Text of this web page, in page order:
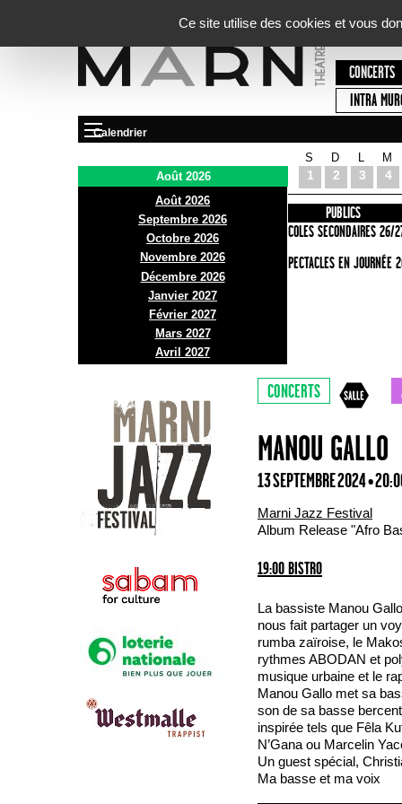
Ce site utilise des cookies et vous
CONCERTS
INTRA
Calendrier
Août 2026
Août 2026
Septembre 2026
Octobre 2026
Novembre 2026
Décembre 2026
Janvier 2027
Février 2027
Mars 2027
Avril 2027
S
1
D
2 3
M
4
PRÉSENTATION
INFOS PRATIQUES
ACCES
BAR ET BISTRO
BILLETTERIE
PUBLICS
ECOLES SECONDAIRES 26/
SPECTACLES EN JOURNÉE
CONCERTS
MANOU GALLO
13 SEPTEMBRE 2024 •
Marni Jazz Festival
Album Release "Afro
19:00 BISTRO
La bassiste Manou
nous fait partager un
rumba zaïroise, le
rythmes ABODAN et
musique urbaine et le
Manou Gallo met sa
son de sa basse
inspirée tels que Fêla
N’Gana ou Marcelin
Un guest spécial,
Ma basse et ma voix